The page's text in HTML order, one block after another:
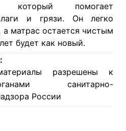
помогает
и грязи. Он легко
матрас остается чистым
будет как новый.
разрешены к
санитарно-
России